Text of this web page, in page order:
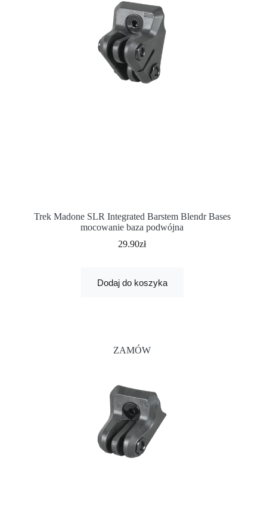
Trek Madone SLR Integrated Barstem Blendr Bases
mocowanie baza podwójna
29.90zł
Dodaj do koszyka
ZAMÓW